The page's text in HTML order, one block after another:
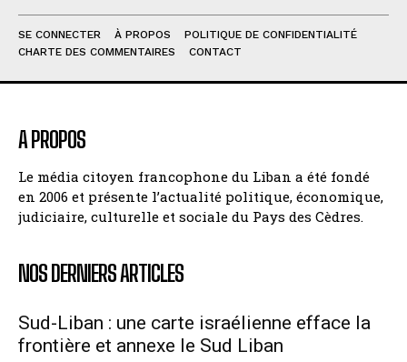
SE CONNECTER À PROPOS
POLITIQUE DE CONFIDENTIALITÉ
CHARTE DES COMMENTAIRES
CONTACT
A PROPOS
Le média citoyen francophone du Liban a été fondé
en 2006 et présente l’actualité politique, économique,
judiciaire, culturelle et sociale du Pays des Cèdres.
NOS DERNIERS ARTICLES
Sud-Liban : une carte israélienne efface la
frontière et annexe le Sud Liban